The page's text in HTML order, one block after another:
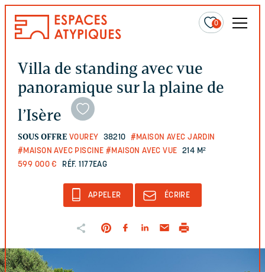
0
Villa de standing avec vue
panoramique sur la plaine de
l’Isère
SOUS OFFRE VOUREY 38210 #MAISON AVEC JARDIN
#MAISON AVEC PISCINE #MAISON AVEC VUE 214 M²
599 000 €
RÉF. 1177EAG
APPELER ÉCRIRE